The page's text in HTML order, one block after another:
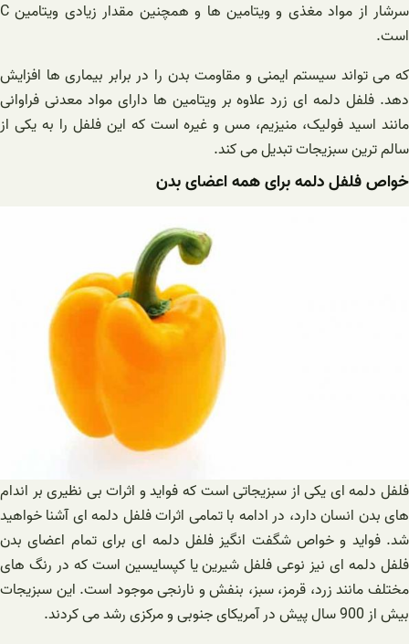
سرشار از مواد مغذی و ویتامین ها و همچنین مقدار زیادی ویتامین C
است.
که می تواند سیستم ایمنی و مقاومت بدن را در برابر بیماری ها افزایش
دهد. فلفل دلمه ای زرد علاوه بر ویتامین ها دارای مواد معدنی فراوانی
مانند اسید فولیک، منیزیم، مس و غیره است که این فلفل را به یکی از
سالم ترین سبزیجات تبدیل می کند.
خواص فلفل دلمه برای همه اعضای بدن
فلفل دلمه ای یکی از سبزیجاتی است که فواید و اثرات بی نظیری بر اندام
های بدن انسان دارد، در ادامه با تمامی اثرات فلفل دلمه ای آشنا خواهید
شد. فواید و خواص شگفت انگیز فلفل دلمه ای برای تمام اعضای بدن
فلفل دلمه ای نیز نوعی فلفل شیرین یا کپسایسین است که در رنگ های
مختلف مانند زرد، قرمز، سبز، بنفش و نارنجی موجود است. این سبزیجات
بیش از 900 سال پیش در آمریکای جنوبی و مرکزی رشد می کردند.